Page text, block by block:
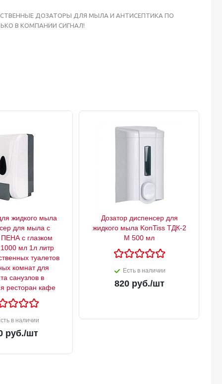
ДОЗАТОРЫ ДЛЯ МЫЛА И АНТИСЕПТИКА ПО
В КОМПАНИИ СИГНАЛ!
жидкого мыла
для мыла с
ПЕНА с глазком
мл 1л литр
туалетов
комнат для
санузлов в
ресторан кафе
в наличии
руб./шт
Дозатор диспенсер для
жидкого мыла KonTiss ТДК-2
М 500 мл
Есть в наличии
820руб./шт